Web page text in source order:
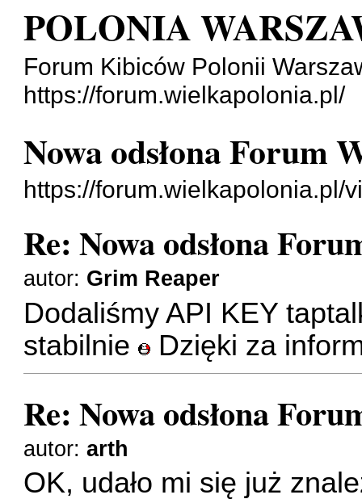
POLONIA
Forum Kibiców Polonii
https://forum.wielkapolonia.pl/
Nowa odsłona Forum
https://forum.wielkapolonia.pl/
Re: Nowa odsłona
autor: Grim Reaper
Dodaliśmy API KEY
stabilnie
Dzięki za
Re: Nowa odsłona
autor:arth
OK, udało mi się już